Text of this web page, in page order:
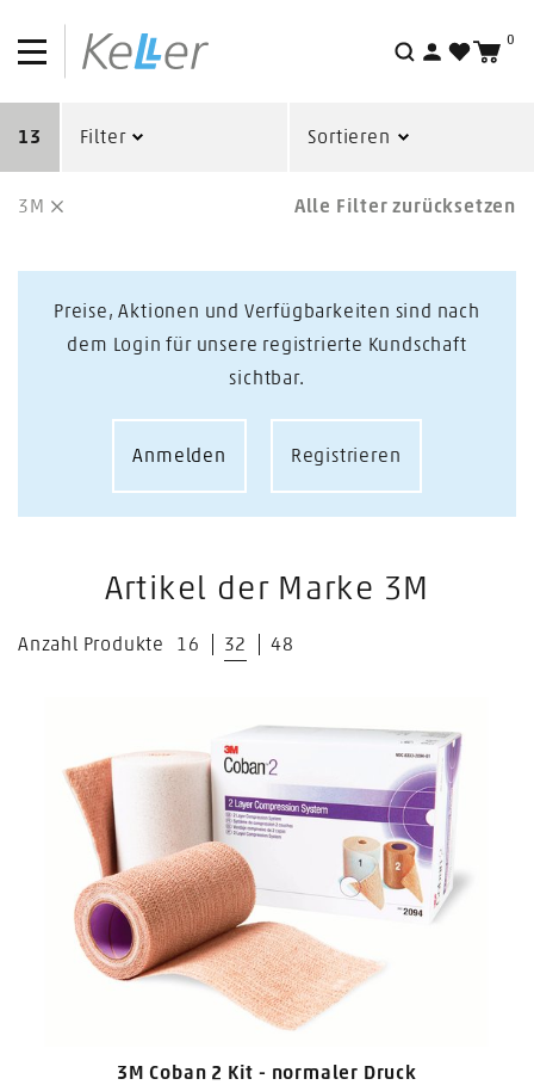
Suche
0
13 Filter Sortieren
3M Alle Filter zurücksetzen
Preise, Aktionen und Verfügbarkeiten sind nach
dem Login für unsere registrierte Kundschaft
sichtbar.
Anmelden Registrieren
Artikel der Marke 3M
Anzahl Produkte 16 32 48
3M Coban 2 Kit - normaler Druck